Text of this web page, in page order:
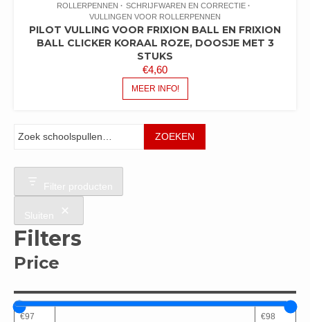
ROLLERPENNEN
SCHRIJFWAREN EN CORRECTIE
VULLINGEN VOOR ROLLERPENNEN
PILOT VULLING VOOR FRIXION BALL EN FRIXION
BALL CLICKER KORAAL ROZE, DOOSJE MET 3
STUKS
€4,60
MEER INFO!
ZOEKEN
Filter producten
Sluiten
Filters
Price